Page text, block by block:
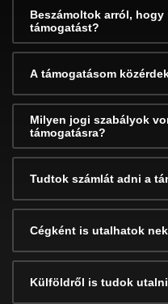
Beszámoltok arról,
támogatást?
A támogatásom
Milyen jogi szabályok
támogatásra?
Tudtok számlát adni a
Cégként is utalhatok
Külföldről is tudok